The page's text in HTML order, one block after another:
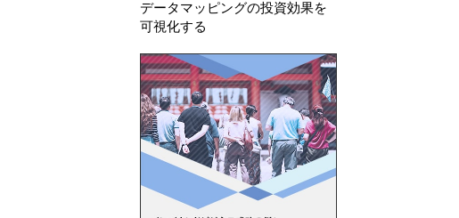
データマッピングの投資効果を
可視化する